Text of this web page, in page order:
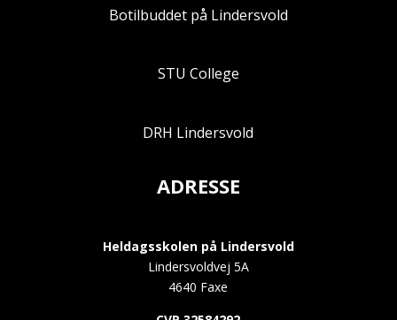
Botilbuddet på Lindersvold
STU College
DRH Lindersvold
ADRESSE
Heldagsskolen på Lindersvold
Lindersvoldvej 5A
4640 Faxe